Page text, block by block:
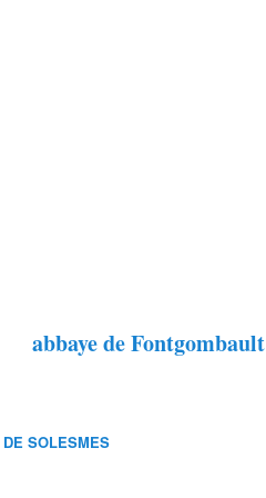
abbaye de Fontgombault
SOLESMES